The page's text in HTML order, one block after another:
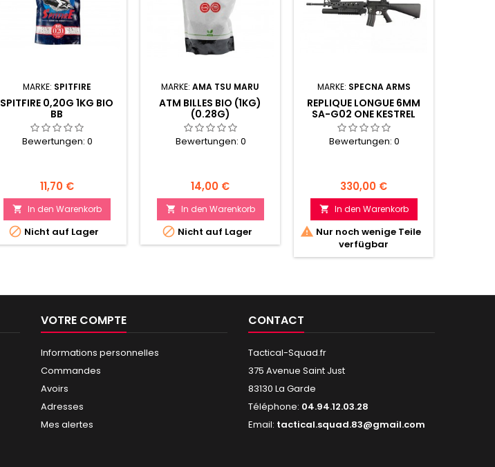
MARKE: SPITFIRE
SPITFIRE 0,20G 1KG BIO
BB
Bewertungen: 0
Preis
11,70 €
 In den Warenkorb
 Nicht auf Lager
MARKE: AMA TSU MARU
ATM BILLES BIO (1KG)
(0.28G)
Bewertungen: 0
Preis
14,00 €
 In den Warenkorb
 Nicht auf Lager
MARKE: SPECNA ARMS
REPLIQUE LONGUE 6MM
SA-G02 ONE KESTREL
NOIRE
Bewertungen: 0
Preis
330,00 €
 In den Warenkorb
 Nur noch wenige Teile
verfügbar
VOTRE COMPTE
Informations personnelles
Commandes
Avoirs
Adresses
Mes alertes
CONTACT
Tactical-Squad.fr
375 Avenue Saint Just
83130 La Garde
Téléphone: 04.94.12.03.28
Email: tactical.squad.83@gmail.com